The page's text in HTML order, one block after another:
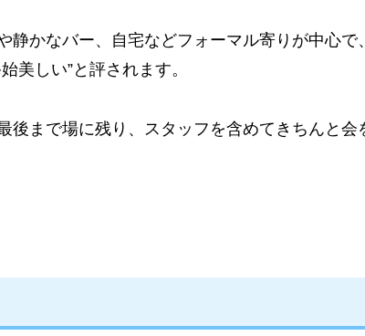
静かなバー、自宅などフォーマル寄りが中心で
美しい”と評されます。
後まで場に残り、スタッフを含めてきちんと会